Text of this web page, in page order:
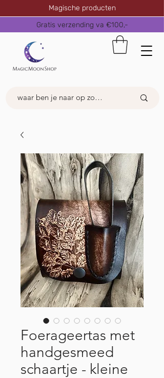
Magische producten
Gratis verzending va €100,-
Foerageertas met
handgesmeed
schaartje - kleine